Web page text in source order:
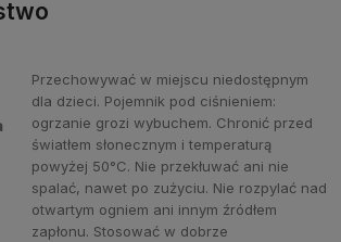
Przechowywać w miejscu niedostępnym
dla dzieci. Pojemnik pod ciśnieniem:
ogrzanie grozi wybuchem. Chronić przed
światłem słonecznym i temperaturą
powyżej 50°C. Nie przekłuwać ani nie
spalać, nawet po zużyciu. Nie rozpylać nad
otwartym ogniem ani innym źródłem
zapłonu. Stosować w dobrze